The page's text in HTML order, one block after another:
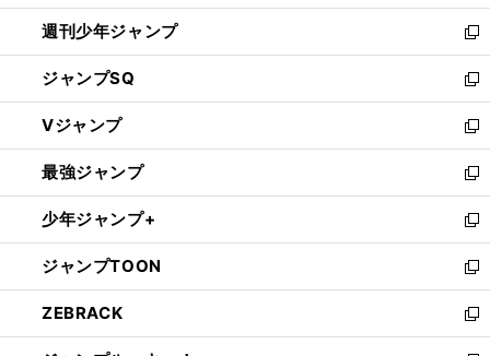
開
く
週刊少年ジャンプ
新
し
い
ウ
ィ
ン
ド
ウ
で
開
く
ジャンプSQ
新
し
い
ウ
ィ
ン
ド
ウ
で
開
く
Vジャンプ
新
し
い
ウ
ィ
ン
ド
ウ
で
開
最強ジャンプ
新
し
い
ウ
ィ
ン
ド
ウ
少年ジャンプ+
新
し
い
ウ
ィ
ン
ジャンプTOON
新
し
い
ウ
ZEBRACK
新
し